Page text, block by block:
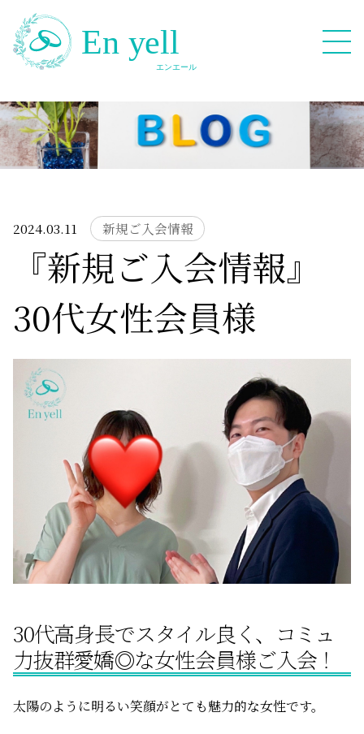
082-909-2380
HOME
サービスの特徴
ご成婚までの流れ
サービス比較
よくある質問
2024.03.11 新規ご入会情報
『新規ご入会情報』
30代女性会員様
30代高身長でスタイル良く、コミュ
力抜群愛嬌◎な女性会員様ご入会！
太陽のように明るい笑顔がとても魅力的な女性です。